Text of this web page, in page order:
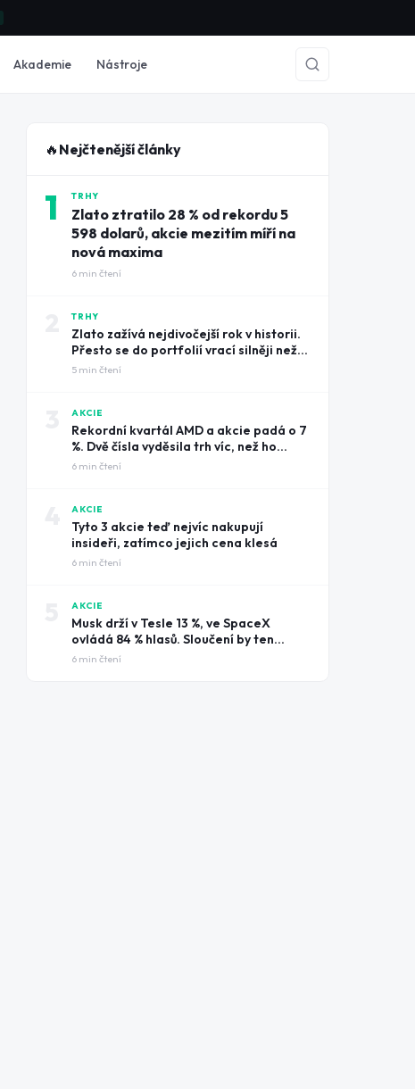
Akademie Nástroje
🔥 Nejčtenější články
1 TRHY
Zlato ztratilo 28 % od rekordu 5
598 dolarů, akcie mezitím míří na
nová maxima
6 min čtení
TRHY
Zlato zažívá nejdivočejší rok v historii.
Přesto se do portfolií vrací silněji než
kdy dřív
5 min čtení
AKCIE
Rekordní kvartál AMD a akcie padá o 7
%. Dvě čísla vyděsila trh víc, než ho
potěšily tržby
6 min čtení
AKCIE
Tyto 3 akcie teď nejvíc nakupují
insideři, zatímco jejich cena klesá
6 min čtení
AKCIE
Musk drží v Tesle 13 %, ve SpaceX
ovládá 84 % hlasů. Sloučení by ten
rozdíl smazalo
6 min čtení